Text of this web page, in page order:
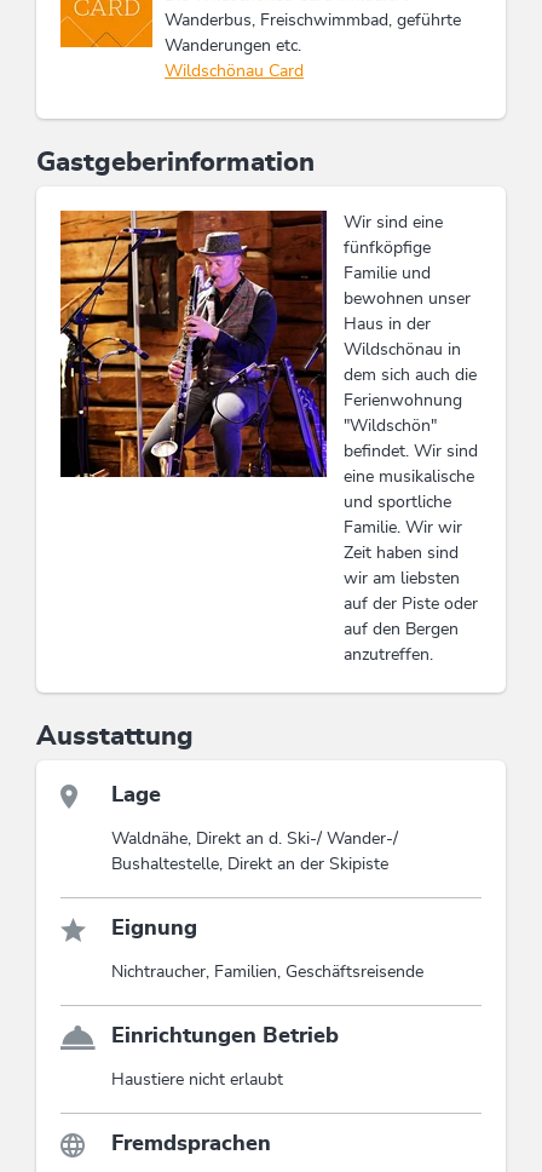
Wanderbus, Freischwimmbad, geführte
Wanderungen etc.
Wildschönau Card
Gastgeberinformation
Wir sind eine
fünfköpfige
Familie und
bewohnen unser
Haus in der
Wildschönau in
dem sich auch die
Ferienwohnung
"Wildschön"
befindet. Wir sind
eine musikalische
und sportliche
Familie. Wir wir
Zeit haben sind
wir am liebsten
auf der Piste oder
auf den Bergen
anzutreffen.
Ausstattung
Lage
Waldnähe, Direkt an d. Ski-/ Wander-/
Bushaltestelle, Direkt an der Skipiste
Eignung
Nichtraucher, Familien, Geschäftsreisende
Einrichtungen Betrieb
Haustiere nicht erlaubt
Fremdsprachen